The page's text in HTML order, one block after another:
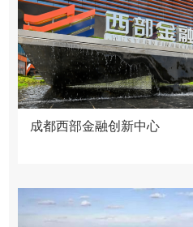
学
会
荣
誉
理
事
书
区
合
作
交
流
教
告
批
复
批
示
学
件
党
的
建
活
会
成都西部金融创新中心